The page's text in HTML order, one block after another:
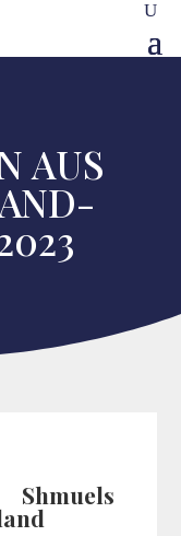
AUS
Shmuels